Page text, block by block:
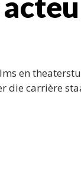
en
die carrière